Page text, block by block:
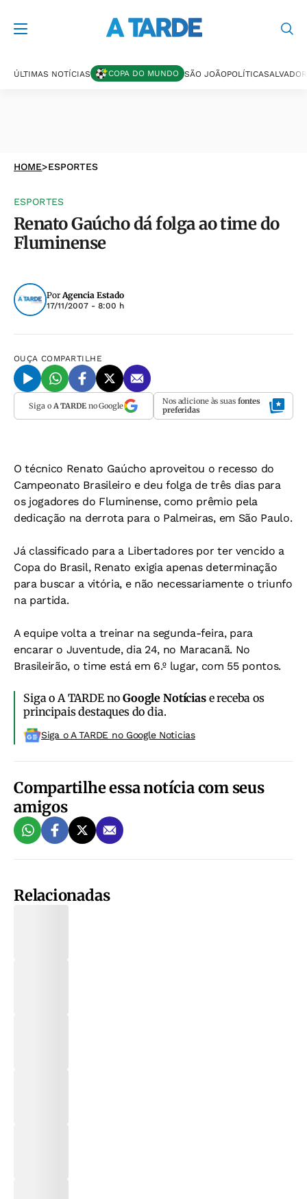
ÚLTIMAS NOTÍCIAS COPA DO MUNDO SÃO JOÃOPOLÍTICASALVADOR
HOME>ESPORTES
ESPORTES
Renato Gaúcho dá folga ao time do
Fluminense
PorAgencia Estado
17/11/2007 - 8:00 h
OUÇA COMPARTILHE
Siga o A TARDEno Google Nos adicione às suas fontes
preferidas
O técnico Renato Gaúcho aproveitou o recesso do
Campeonato Brasileiro e deu folga de três dias para
os jogadores do Fluminense, como prêmio pela
dedicação na derrota para o Palmeiras, em São Paulo.
Já classificado para a Libertadores por ter vencido a
Copa do Brasil, Renato exigia apenas determinação
para buscar a vitória, e não necessariamente o triunfo
na partida.
A equipe volta a treinar na segunda-feira, para
encarar o Juventude, dia 24, no Maracanã. No
Brasileirão, o time está em 6.º lugar, com 55 pontos.
Siga o A TARDE noGoogle Notíciase receba os
principais destaques do dia.
Siga o A TARDE no Google Noticias
Compartilhe essa notícia com seus
amigos
Relacionadas